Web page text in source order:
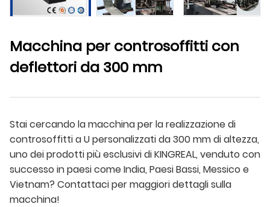
Macchina per controsoffitti con
deflettori da 300 mm
Stai cercando la macchina per la realizzazione di
controsoffitti a U personalizzati da 300 mm di altezza,
uno dei prodotti più esclusivi di KINGREAL, venduto con
successo in paesi come India, Paesi Bassi, Messico e
Vietnam? Contattaci per maggiori dettagli sulla
macchina!